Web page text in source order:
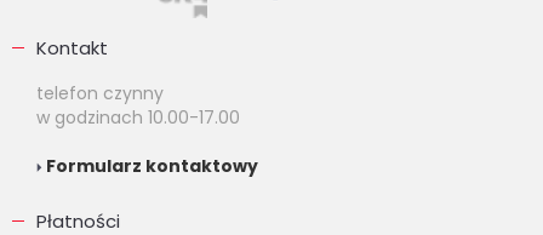
Kontakt
telefon czynny
w godzinach 10.00-17.00
Formularz kontaktowy
Płatności